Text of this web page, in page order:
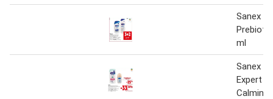
Sanex
ml
Sanex
Expert
Calming